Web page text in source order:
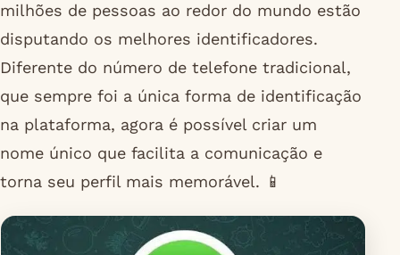
milhões de pessoas ao redor do mundo estão
disputando os melhores identificadores.
Diferente do número de telefone tradicional,
que sempre foi a única forma de identificação
na plataforma, agora é possível criar um
nome único que facilita a comunicação e
torna seu perfil mais memorável. 📱